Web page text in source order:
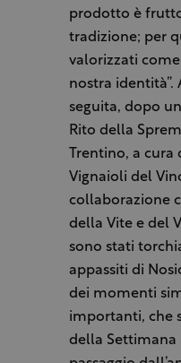
prodotto è
tradizione; per
valorizzati
nostra identità”.
seguita, dopo
Rito della
Trentino, a cura
Vignaioli del
collaborazione
della Vite e del
sono stati
appassiti di
dei momenti
importanti, che
della Settimana